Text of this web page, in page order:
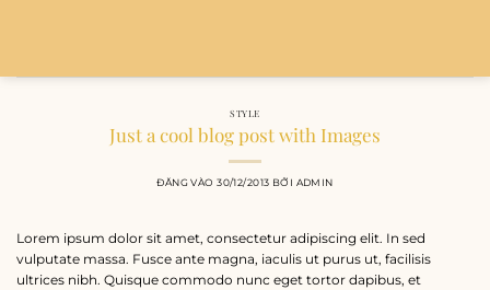
STYLE
Just a cool blog post with Images
ĐĂNG VÀO30/12/2013 BỞI ADMIN
Lorem ipsum dolor sit amet, consectetur adipiscing elit. In sed
vulputate massa. Fusce ante magna, iaculis ut purus ut, facilisis
ultrices nibh. Quisque commodo nunc eget tortor dapibus, et